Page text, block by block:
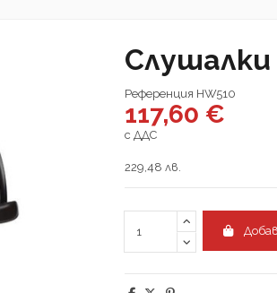
Слушалки
Референция HW510
117,60 €
с ДДС
229,48 лв.